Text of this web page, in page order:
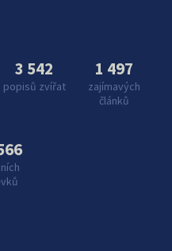
3 542
popisů zvířat
1 497
zajímavých
článků